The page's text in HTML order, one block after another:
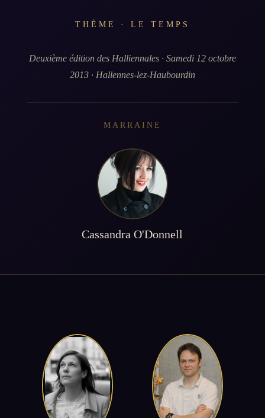
THÈME · LE TEMPS
Deuxième édition des Halliennales · Samedi 12 octobre
2013 · Hallennes-lez-Haubourdin
MARRAINE
Cassandra O'Donnell